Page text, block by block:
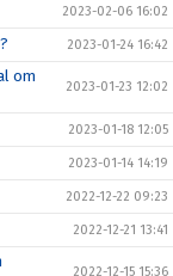
2023-02-06 16:02
2023-01-24 16:42
om
2023-01-23 12:02
2023-01-18 12:05
2023-01-14 14:19
2022-12-22 09:23
2022-12-21 13:41
2022-12-15 15:36